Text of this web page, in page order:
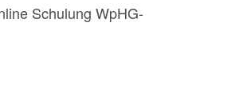
Schulung WpHG-